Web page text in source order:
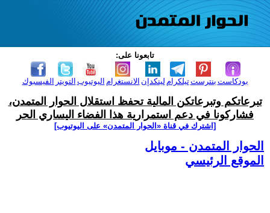
تابعونا على:
الفيسبوك التويتر اليوتيوب الانستغرام لينكدإن تيلكرامبنترست بودكاست
تبرعاتكم وتبرعاتكن المالية تحفظ استقلال الحوار المتمدن،
فشاركونا في دعم استمرارية هذا الفضاء اليساري الحر
[اشترك في قناة ‫«الحوار المتمدن» على اليوتيوب]
الحوار المتمدن - موبايل
الموقع الرئيسي